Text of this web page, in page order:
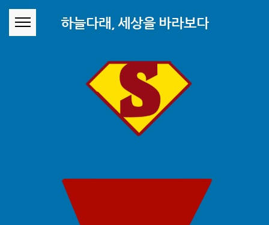
하늘다래, 세상을 바라보다